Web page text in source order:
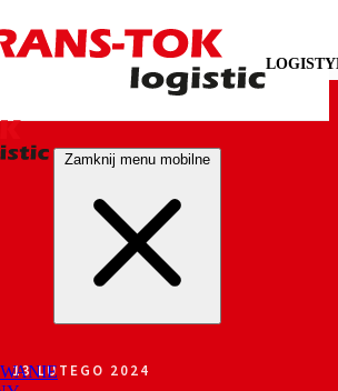
Zamknij menu mobilne
13 LUTEGO 2024